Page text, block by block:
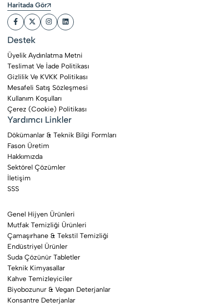
Haritada Gör
Destek
Üyelik Aydınlatma Metni
Teslimat Ve İade Politikası
Gizlilik Ve KVKK Politikası
Mesafeli Satış Sözleşmesi
Kullanım Koşulları
Çerez (Cookie) Politikası
Yardımcı Linkler
Dökümanlar & Teknik Bilgi Formları
Fason Üretim
Hakkımızda
Sektörel Çözümler
İletişim
SSS
Genel Hijyen Ürünleri
Mutfak Temizliği Ürünleri
Çamaşırhane & Tekstil Temizliği
Endüstriyel Ürünler
Suda Çözünür Tabletler
Teknik Kimyasallar
Kahve Temizleyiciler
Biyobozunur & Vegan Deterjanlar
Konsantre Deterjanlar